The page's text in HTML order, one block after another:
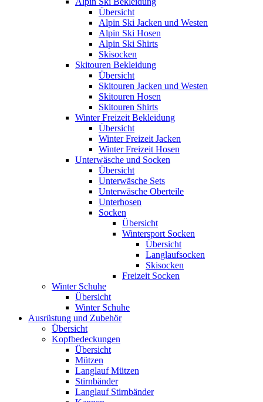
Übersicht
Alpin Ski Jacken und Westen
Alpin Ski Hosen
Alpin Ski Shirts
Skisocken
Skitouren Bekleidung
Übersicht
Skitouren Jacken und Westen
Skitouren Hosen
Skitouren Shirts
Winter Freizeit Bekleidung
Übersicht
Winter Freizeit Jacken
Winter Freizeit Hosen
Unterwäsche und Socken
Übersicht
Unterwäsche Sets
Unterwäsche Oberteile
Unterhosen
Socken
Übersicht
Wintersport Socken
Übersicht
Langlaufsocken
Skisocken
Freizeit Socken
Winter Schuhe
Übersicht
Winter Schuhe
Ausrüstung und Zubehör
Übersicht
Kopfbedeckungen
Übersicht
Mützen
Langlauf Mützen
Stirnbänder
Langlauf Stirnbänder